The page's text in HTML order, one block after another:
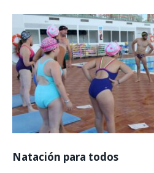
Natación para todos